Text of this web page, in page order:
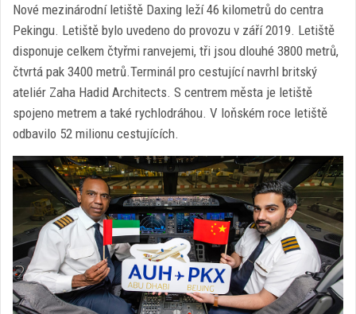
Nové mezinárodní letiště Daxing leží 46 kilometrů do centra
Pekingu. Letiště bylo uvedeno do provozu v září 2019. Letiště
disponuje celkem čtyřmi ranvejemi, tři jsou dlouhé 3800 metrů,
čtvrtá pak 3400 metrů.Terminál pro cestující navrhl britský
ateliér Zaha Hadid Architects. S centrem města je letiště
spojeno metrem a také rychlodráhou. V loňském roce letiště
odbavilo 52 milionu cestujících.